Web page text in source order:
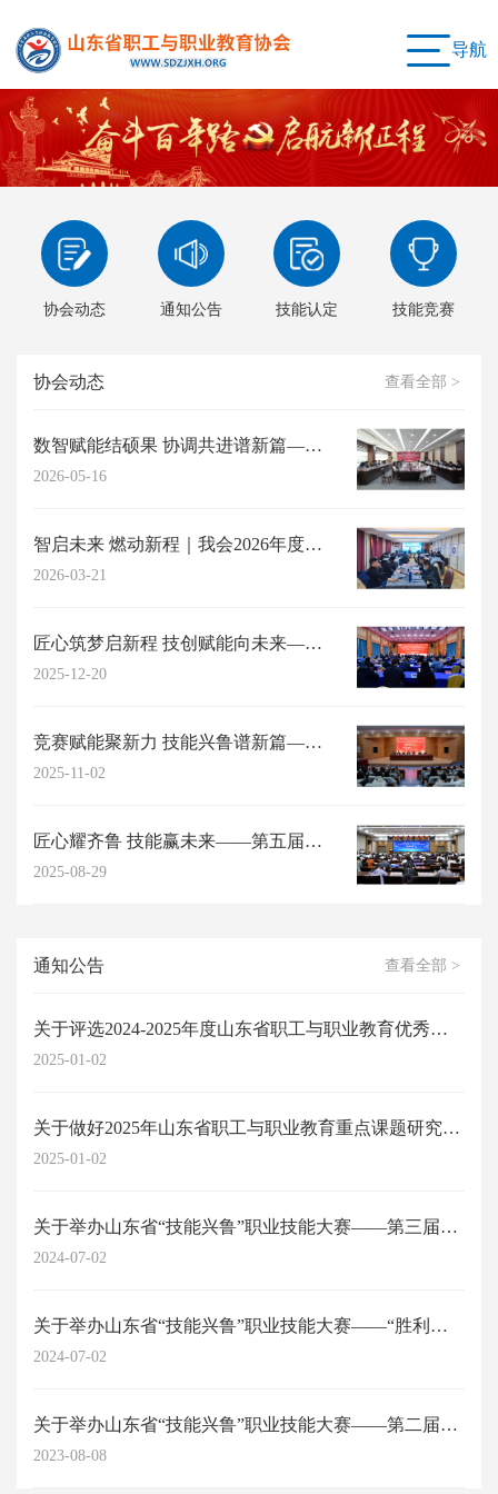
导航
协会动态 通知公告 技能认定 技能竞赛
协会动态 查看全部 >
数智赋能结硕果 协调共进谱新篇——我会2026年度高阶能力提升研习工作坊圆满...
2026-05-16
智启未来 燃动新程｜我会2026年度高阶能力提升研习工作坊成功举办
2026-03-21
匠心筑梦启新程 技创赋能向未来——山东省职工与职业教育协会2025年年会在济...
2025-12-20
竞赛赋能聚新力 技能兴鲁谱新篇——第五届山东省职工与职业教育（职业培训师）职...
2025-11-02
匠心耀齐鲁 技能赢未来——第五届山东省职工与职业教育职业技能竞赛复赛圆满结束
2025-08-29
通知公告 查看全部 >
关于评选2024-2025年度山东省职工与职业教育优秀科研成果的通知
2025-01-02
关于做好2025年山东省职工与职业教育重点课题研究工作的通知
2025-01-02
关于举办山东省“技能兴鲁”职业技能大赛——第三届山东省劳动关系协调师职业技能...
2024-07-02
关于举办山东省“技能兴鲁”职业技能大赛——“胜利杯”第四届山东省职工与职业教...
2024-07-02
关于举办山东省“技能兴鲁”职业技能大赛——第二届山东省劳动关系协调员职业技能...
2023-08-08